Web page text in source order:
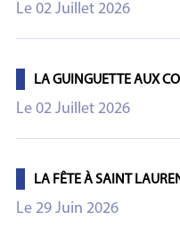
Le 02 Juillet 2026
LA GUINGUETTE AUX
Le 02 Juillet 2026
LA FÊTE À SAINT
Le 29 Juin 2026